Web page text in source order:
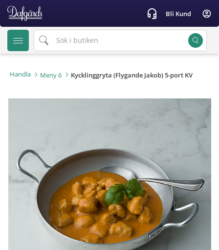
text.skipToContent
text.skipToNavigation
headset_mic Bli Kund account_circle
Handla Meny 6 Kycklinggryta (Flygande Jakob) 5-port KV